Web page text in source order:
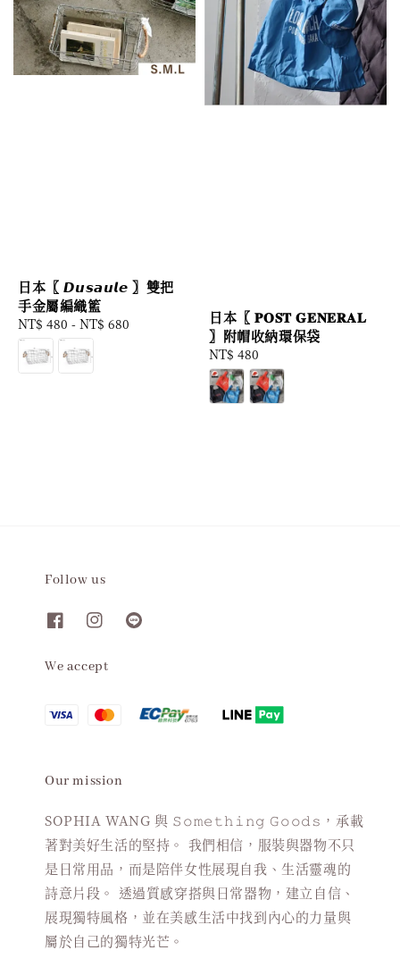
日本〖 𝘿𝙪𝙨𝙖𝙪𝙡𝙚 〗雙把
手金屬編織籃
Regular
price
NT$ 480 - NT$ 680
日本〖 𝐏𝐎𝐒𝐓 𝐆𝐄𝐍𝐄𝐑𝐀𝐋
〗附帽收納環保袋
Regular
price
NT$ 480
Follow us
We accept
Our mission
SOPHIA WANG 與 𝚂𝚘𝚖𝚎𝚝𝚑𝚒𝚗𝚐 𝙶𝚘𝚘𝚍𝚜，承載
著對美好生活的堅持。 我們相信，服裝與器物不只
是日常用品，而是陪伴女性展現自我、生活靈魂的
詩意片段。 透過質感穿搭與日常器物，建立自信、
展現獨特風格，並在美感生活中找到內心的力量與
屬於自己的獨特光芒。